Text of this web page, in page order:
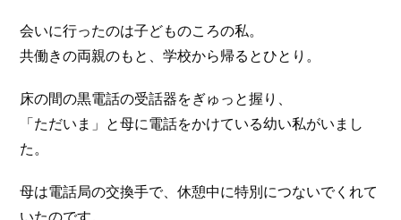
会いに行ったのは子どものころの私。
共働きの両親のもと、学校から帰るとひとり。
床の間の黒電話の受話器をぎゅっと握り、
「ただいま」と母に電話をかけている幼い私がいまし
た。
母は電話局の交換手で、休憩中に特別につないでくれて